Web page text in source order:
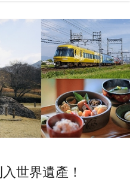
世界遺產！